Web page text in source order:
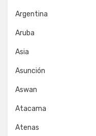
Argentina
Aruba
Asia
Asunción
Aswan
Atacama
Atenas